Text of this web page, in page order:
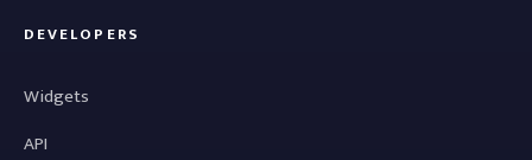
DEVELOPERS
Widgets
API